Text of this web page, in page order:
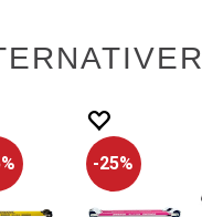
25%